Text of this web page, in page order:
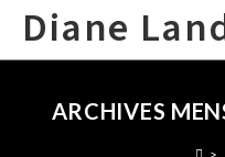
SkipDiane
ARCHIVES